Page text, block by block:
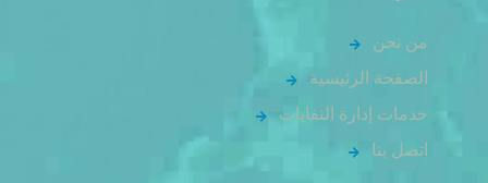
من نحن
الصفحة الرئيسية
خدمات إدارة النفايات
اتصل بنا